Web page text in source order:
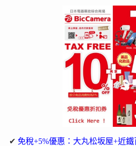
✔ 免稅+5%優惠：大丸松坂屋+近